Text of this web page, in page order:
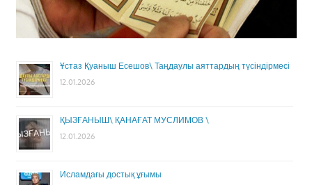
Ұстаз Қуаныш Есешов\ Таңдаулы аяттардың түсіндірмесі
12.01.2026
ҚЫЗҒАНЫШ\ ҚАНАҒАТ МУСЛИМОВ \
12.01.2026
Исламдағы достық ұғымы